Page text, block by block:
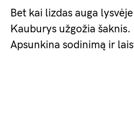
Bet kai lizdas auga
Kauburys užgožia
Apsunkina sodinimą ir